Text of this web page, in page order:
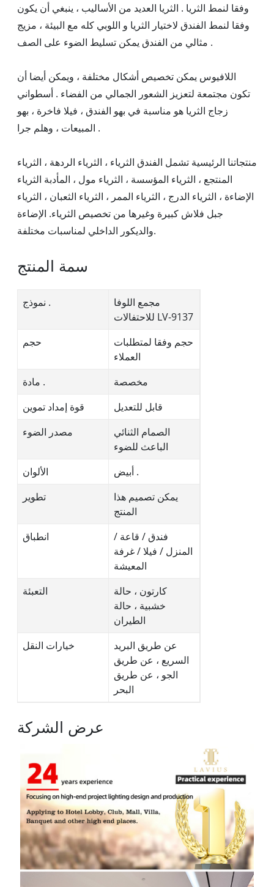
وفقا لنمط الثريا . الثريا العديد من الأساليب ، ينبغي أن يكون
وفقا لنمط الفندق لاختيار الثريا و اللوبي كله مع البيئة ، مزيج
مثالي من الفندق يمكن تسليط الضوء على الصف .
اللافيوس يمكن تخصيص أشكال مختلفة ، ويمكن أيضا أن
تكون مجتمعة لتعزيز الشعور الجمالي من الفضاء . أسطواني
زجاج الثريا هو مناسبة في بهو الفندق ، فيلا فاخرة ، بهو
المبيعات ، وهلم جرا .
منتجاتنا الرئيسية تشمل الفندق الثرياء ، الثرياء الردهة ، الثرياء
المنتجع ، الثرياء المؤسسة ، الثرياء مول ، المأدبة الثرياء
الإضاءة ، الثرياء الدرج ، الثرياء الممر ، الثرياء الثعبان ، الثرياء
جبل فلاش كبيرة وغيرها من تخصيص الثرياء. الإضاءة
والديكور الداخلي لمناسبات مختلفة.
سمة المنتج
نموذج .
مجمع اللوفا
للاحتفالات LV-9137
حجم
حجم وفقا لمتطلبات
العملاء
مادة .
مخصصة
قوة إمداد تموين
قابل للتعديل
مصدر الضوء
الصمام الثنائي
الباعث للضوء
الألوان
أبيض .
تطوير
يمكن تصميم هذا
المنتج
انطباق
فندق / قاعة /
المنزل / فيلا / غرفة
المعيشة
التعبئة
كارتون ، حالة
خشبية ، حالة
الطيران
خيارات النقل
عن طريق البريد
السريع ، عن طريق
الجو ، عن طريق
البحر
عرض الشركة